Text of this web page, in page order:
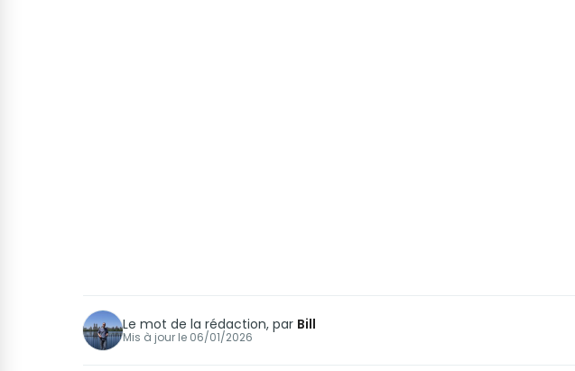
Le mot de la rédaction, par Bill
Mis à jour le 06/01/2026